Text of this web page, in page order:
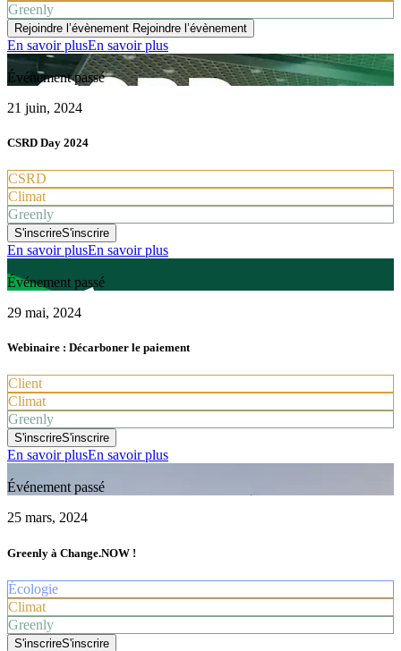
Greenly
Rejoindre l’évènement Rejoindre l’évènement
En savoir plusEn savoir plus
Événement passé
21 juin, 2024
CSRD Day 2024
CSRD
Climat
Greenly
S'inscrireS'inscrire
En savoir plusEn savoir plus
Événement passé
29 mai, 2024
Webinaire : Décarboner le paiement
Client
Climat
Greenly
S'inscrireS'inscrire
En savoir plusEn savoir plus
Événement passé
25 mars, 2024
Greenly à Change.NOW !
Écologie
Climat
Greenly
S'inscrireS'inscrire